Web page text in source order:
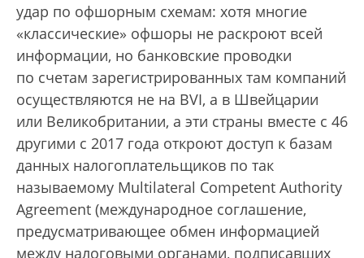
удар по офшорным схемам: хотя многие
«классические» офшоры не раскроют всей
информации, но банковские проводки
по счетам зарегистрированных там компаний
осуществляются не на BVI, а в Швейцарии
или Великобритании, а эти страны вместе с 46
другими с 2017 года откроют доступ к базам
данных налогоплательщиков по так
называемому Multilateral Competent Authority
Agreement (международное соглашение,
предусматривающее обмен информацией
между налоговыми органами, подписавших